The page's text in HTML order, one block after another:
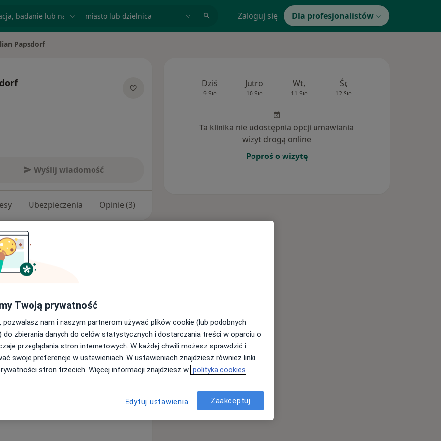
Zaloguj się Dla profesjonalistów
Papsdorf
Wyślij wiadomość
Ubezpieczenia Opinie (3)
Narządu Ruchu.
Medycznym im. K.
latach 2014-2015 przebywałem na
Szpitalu Klinicznym im.
w Klinice Ortopedii Dziecięcej.
w Brnie w Czechach ramach
przedstawiałem prace
Ortopedii Dziecięcej czy
oraz schorzeń narządu ruchu
leczenie wad stóp czy chorób
diagnostyki USG narządu
Dziś
9 Sie
Jutro
10 Sie
Wt,
11 Sie
Śr,
12 Sie
Ta klinika nie udostępnia opcji umawiania
wizyt drogą online
Poproś o wizytę
Twoją prywatność
pozwalasz nam i naszym partnerom używać plików cookie (lub podobnych
do zbierania danych do celów statystycznych i dostarczania treści w oparciu o
przeglądania stron internetowych. W każdej chwili możesz sprawdzić i
swoje preferencje w ustawieniach. W ustawieniach znajdziesz również linki
stron trzecich. Więcej informacji znajdziesz w polityka cookies
Edytuj ustawienia Zaakceptuj